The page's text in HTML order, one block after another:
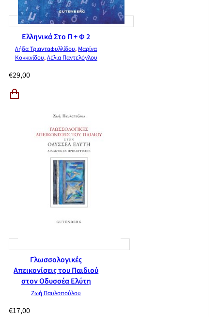
Ελληνικά Στο Π + Φ 2
Λήδα Τριανταφυλλίδου, Μαρίνα
Κοκκινίδου,Λέλια Παντελόγλου
€29,00
Γλωσσολογικές
Απεικονίσεις του Παιδιού
στον Οδυσσέα Ελύτη
Ζωή Παυλοπούλου
€17,00